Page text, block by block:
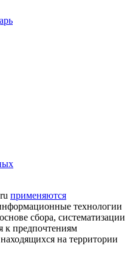
применяются
технологии
сбора, систематизации
к предпочтениям
на территории